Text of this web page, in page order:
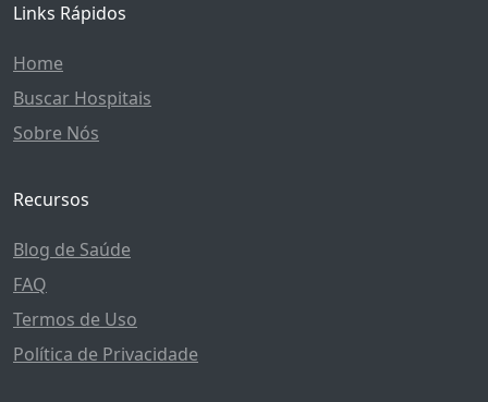
Links Rápidos
Home
Buscar Hospitais
Sobre Nós
Recursos
Blog de Saúde
FAQ
Termos de Uso
Política de Privacidade